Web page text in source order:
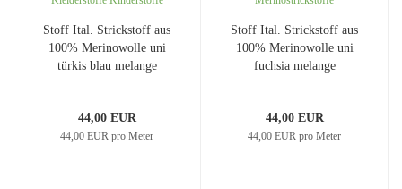
Stoff Ital. Strickstoff aus
100% Merinowolle uni
türkis blau melange
Kinderstoffe
44,00 EUR
44,00 EUR pro Meter
Stoff Ital. Strickstoff aus
100% Merinowolle uni
fuchsia melange
Merinostrickstoffe
44,00 EUR
44,00 EUR pro Meter